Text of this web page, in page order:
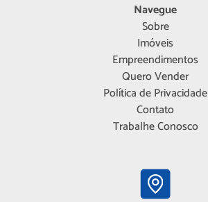
Navegue
Sobre
Imóveis
Empreendimentos
Quero Vender
Política de Privacidade
Contato
Trabalhe Conosco